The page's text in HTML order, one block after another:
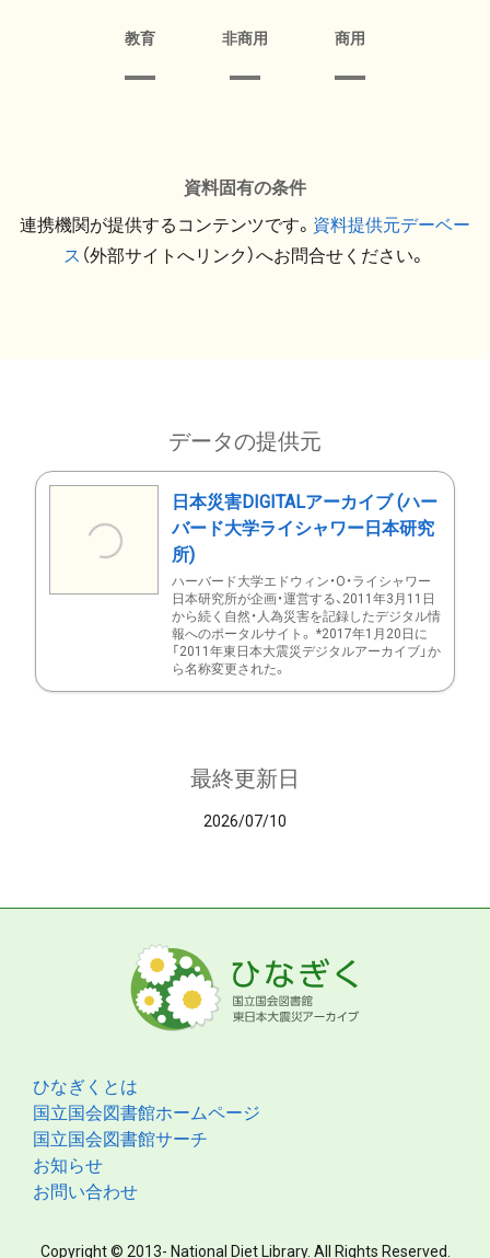
教育 非商用 商用
資料固有の条件
連携機関が提供するコンテンツです。 資料提供元デーベー
ス （外部サイトへリンク）へお問合せください。
データの提供元
日本災害DIGITALアーカイブ (ハー
バード大学ライシャワー日本研究
所)
ハーバード大学エドウィン・O・ライシャワー
日本研究所が企画・運営する、2011年3月11日
から続く自然・人為災害を記録したデジタル情
報へのポータルサイト。 *2017年1月20日に
「2011年東日本大震災デジタルアーカイブ」か
ら名称変更された。
最終更新日
2026/07/10
ひなぎくとは
国立国会図書館ホームページ
国立国会図書館サーチ
お知らせ
お問い合わせ
Copyright © 2013- National Diet Library. All Rights Reserved.